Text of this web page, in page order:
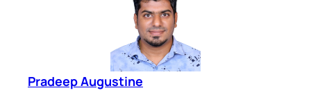
Pradeep Augustine